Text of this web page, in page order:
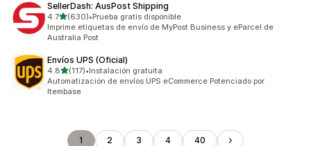
SellerDash: AusPost Shipping
4.7de 5 estrellas
(630)
630 reseñas en total
•Prueba gratis disponible
Imprime etiquetas de envío de MyPost Business y eParcel de
Australia Post
Envíos UPS (Oficial)
4.8de 5 estrellas
(117)
117 reseñas en total
•Instalación gratuita
Automatización de envíos UPS eCommerce Potenciado por
Itembase
1 2 3 4 40